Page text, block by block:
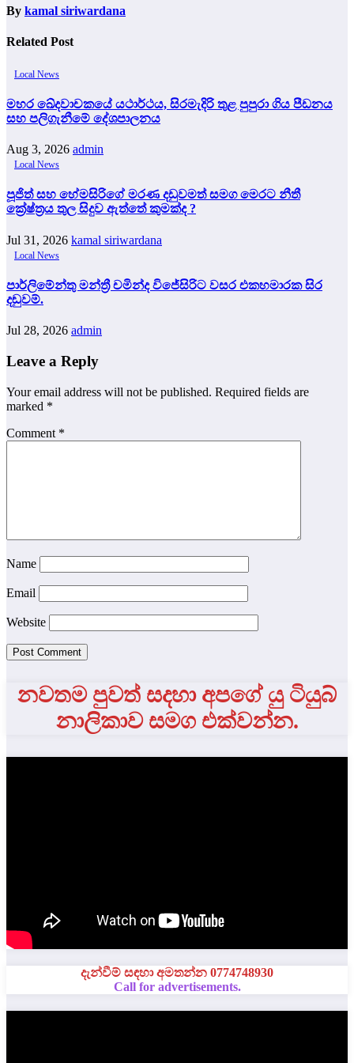
By kamal siriwardana
Related Post
Local News
මහර ඛේදවාචකයේ යථාර්ථය, සිරමැදිරි තුළ පුපුරා ගිය පීඩනය
සහ පලිගැනීමේ දේශපාලනය
Aug 3, 2026 admin
Local News
පූජිත් සහ හේමසිරිගේ මරණ දඩුවමත් සමග මෙරට නීතී
ක්‍රේෂ්ත්‍රය තුල සිදුව ඇත්තේ කුමක්ද ?
Jul 31, 2026 kamal siriwardana
Local News
පාර්ලිමේන්තු මන්ත්‍රී චමින්ද විජේසිරිට වසර එකහමාරක සිර
දඬුවම්.
Jul 28, 2026 admin
Leave a Reply
Your email address will not be published. Required fields are
marked *
Comment *
Name
Email
Website
නවතම පුවත් සදහා අපගේ යු ටියුබ්
නාලිකාව සමග එක්වන්න.
දැන්වීම් සඳහා අමතන්න 0774748930
Call for advertisements.